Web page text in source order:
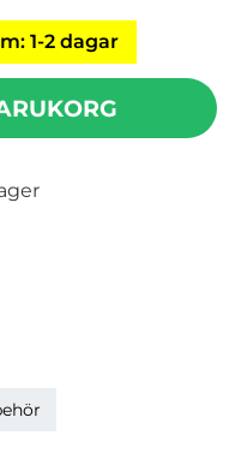
1-2 dagar